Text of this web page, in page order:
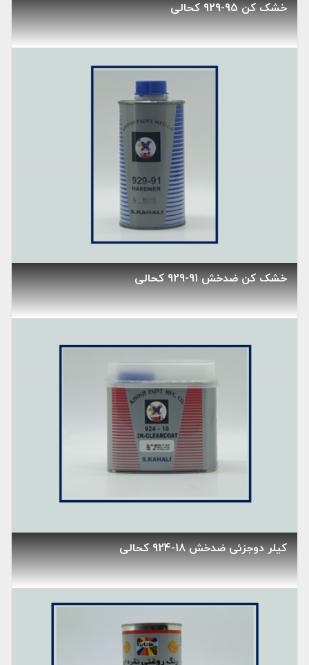
خشک کن 95-929 کحالی
خشک کن ضدخش 91-929 کحالی
کیلر دوجزئی ضدخش 18-924 کحالی